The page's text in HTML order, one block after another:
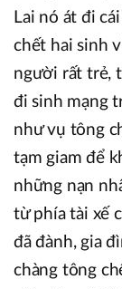
Lai nó át đi
chết hai sinh
người rất trẻ,
đi sinh mạng
như vụ tông
tạm giam để
những nạn
từ phía tài xế
đã đành, gia
chàng tông